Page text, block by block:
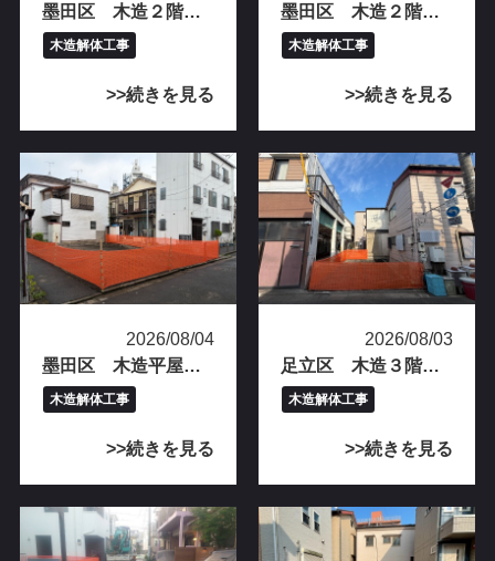
墨田区 木造２階建て解体工事完工
木造解体工事
続きを見る
墨田区 木造２階建て解体工事完工
木造解体工事
続きを見る
2026/08/04
墨田区 木造平屋建て解体工事完工
木造解体工事
続きを見る
2026/08/03
足立区 木造３階建て解体工事完工
木造解体工事
続きを見る